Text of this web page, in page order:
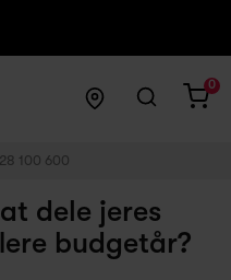
0
100 600
dele jeres
budgetår?